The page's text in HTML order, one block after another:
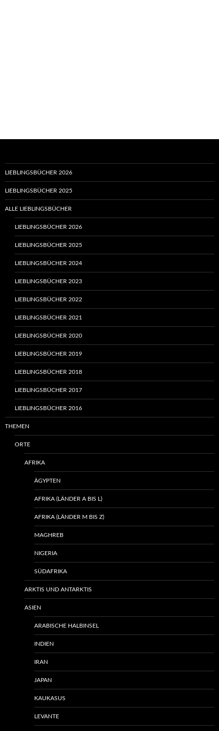
LIEBLINGSBÜCHER 2026
LIEBLINGSBÜCHER 2025
ALLE LIEBLINGSBÜCHER
LIEBLINGSBÜCHER 2026
LIEBLINGSBÜCHER 2025
LIEBLINGSBÜCHER 2024
LIEBLINGSBÜCHER 2023
LIEBLINGSBÜCHER 2022
LIEBLINGSBÜCHER 2021
LIEBLINGSBÜCHER 2020
LIEBLINGSBÜCHER 2019
LIEBLINGSBÜCHER 2018
LIEBLINGSBÜCHER 2017
LIEBLINGSBÜCHER 2016
THEMEN
ORTE
AFRIKA
ÄGYPTEN
AFRIKA (LÄNDER A BIS L)
AFRIKA (LÄNDER M BIS Z)
MAGHREB
NIGERIA
SÜDAFRIKA
ARKTIS UND ANTARKTIS
ASIEN
ARABISCHE HALBINSEL
INDIEN
IRAN
JAPAN
KAUKASUS
LEVANTE